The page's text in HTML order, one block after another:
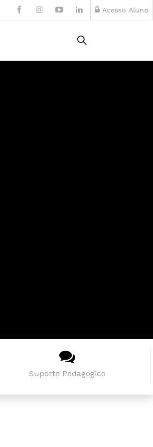
Acesso Aluno
Suporte Pedagógico